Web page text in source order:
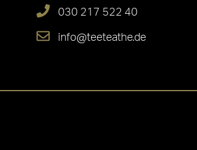
030 217 522 40
info@teeteathe.de